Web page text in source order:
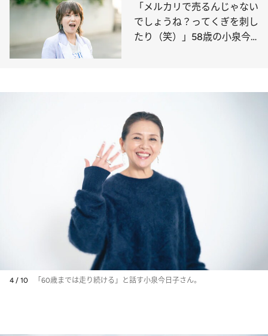
「メルカリで売るんじゃない
でしょうね？ってくぎを刺し
たり（笑）」58歳の小泉今
4 / 10 「60歳までは走り続ける」と話す小泉今日子さん。